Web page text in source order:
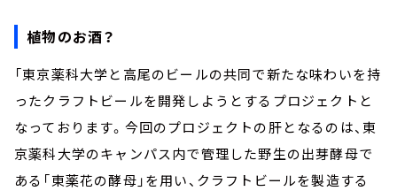
植物のお酒？
「東京薬科大学と高尾のビールの共同で新たな味わいを持
ったクラフトビールを開発しようとするプロジェクトと
なっております。今回のプロジェクトの肝となるのは、東
京薬科大学のキャンパス内で管理した野生の出芽酵母で
ある「東薬花の酵母」を用い、クラフトビールを製造する